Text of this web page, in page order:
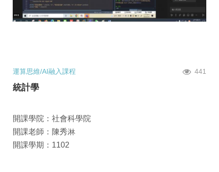
運算思維/AI融入課程 441
統計學
開課學院：社會科學院
開課老師：陳秀淋
開課學期：1102